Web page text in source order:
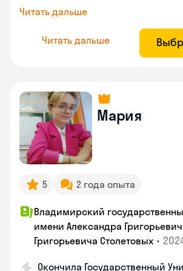
Читать дальше
Читать дальше
Мария
5 2 года опыта
Владимирский
имени Александра
Григорьевича Столетовых •
Окончила Государственный